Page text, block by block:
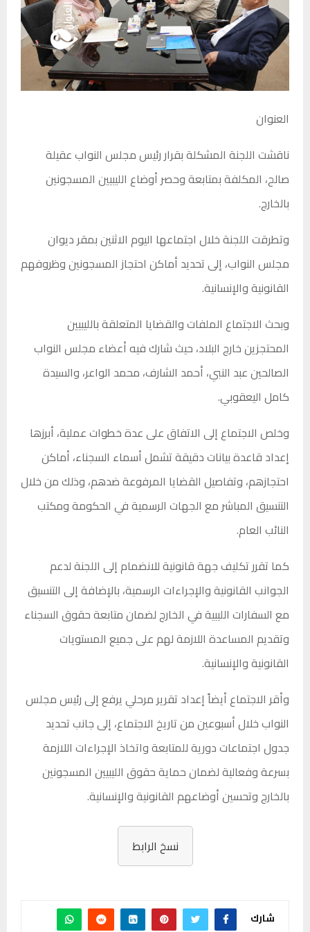
العنوان
ناقشت اللجنة المشكلة بقرار رئيس مجلس النواب عقيلة
صالح، المكلفة بمتابعة وحصر أوضاع الليبيين المسجونين
بالخارج.
وتطرقت اللجنة خلال اجتماعها اليوم الاثنين بمقر ديوان
مجلس النواب، إلى تحديد أماكن احتجاز المسجونين وظروفهم
القانونية والإنسانية.
وبحث الاجتماع الملفات والقضايا المتعلقة بالليبيين
المحتجزين خارج البلاد، حيث شارك فيه أعضاء مجلس النواب
الصالحين عبد النبي، أحمد الشارف، محمد الواعر، والسيدة
كامل اليعقوبي.
وخلص الاجتماع إلى الاتفاق على عدة خطوات عملية، أبرزها
إعداد قاعدة بيانات دقيقة تشمل أسماء السجناء، أماكن
احتجازهم، وتفاصيل القضايا المرفوعة ضدهم، وذلك من خلال
التنسيق المباشر مع الجهات الرسمية في الحكومة ومكتب
النائب العام.
كما تقرر تكليف جهة قانونية للانضمام إلى اللجنة لدعم
الجوانب القانونية والإجراءات الرسمية، بالإضافة إلى التنسيق
مع السفارات الليبية في الخارج لضمان متابعة حقوق السجناء
وتقديم المساعدة اللازمة لهم على جميع المستويات
القانونية والإنسانية.
وأقر الاجتماع أيضاً إعداد تقرير مرحلي يرفع إلى رئيس مجلس
النواب خلال أسبوعين من تاريخ الاجتماع، إلى جانب تحديد
جدول اجتماعات دورية للمتابعة واتخاذ الإجراءات اللازمة
بسرعة وفعالية لضمان حماية حقوق الليبيين المسجونين
بالخارج وتحسين أوضاعهم القانونية والإنسانية.
نسخ الرابط
شارك